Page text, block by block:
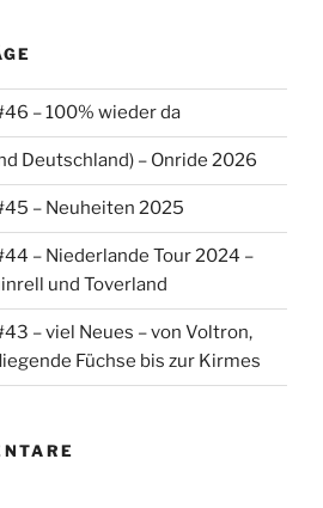
– 100% wieder da
Deutschland) – Onride 2026
– Neuheiten 2025
– Niederlande Tour 2024 –
und Toverland
– viel Neues – von Voltron,
Füchse bis zur Kirmes